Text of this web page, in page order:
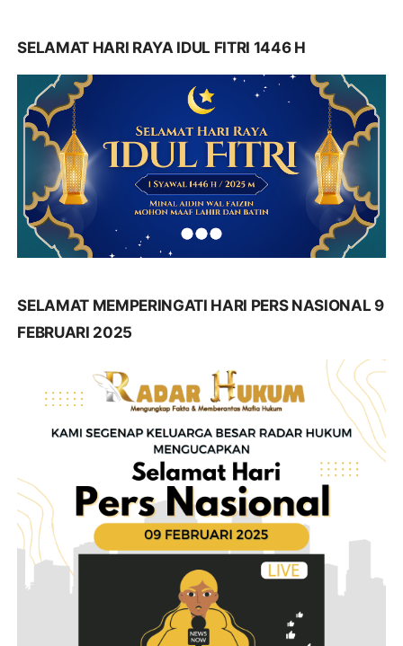
SELAMAT HARI RAYA IDUL FITRI 1446 H
SELAMAT MEMPERINGATI HARI PERS NASIONAL 9
FEBRUARI 2025